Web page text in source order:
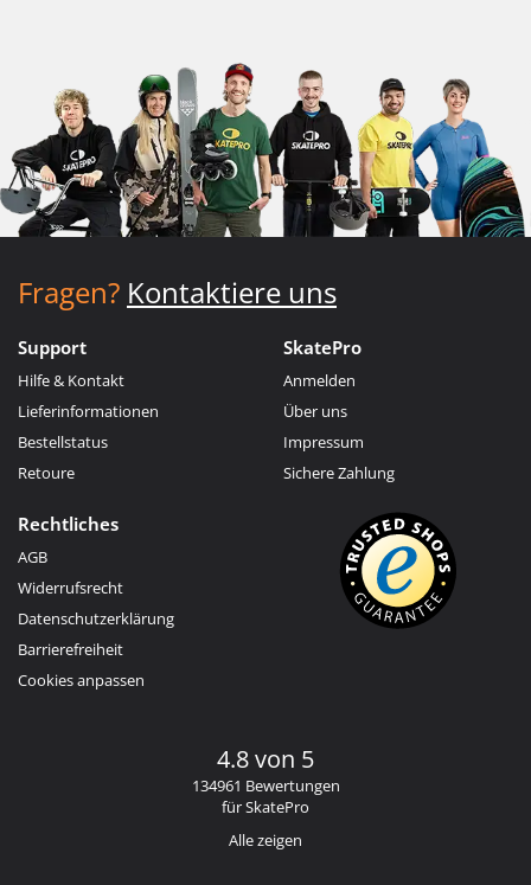
Fragen? Kontaktiere uns
Support
Hilfe & Kontakt
Lieferinformationen
Bestellstatus
Retoure
SkatePro
Anmelden
Über uns
Impressum
Sichere Zahlung
Rechtliches
AGB
Widerrufsrecht
Datenschutzerklärung
Barrierefreiheit
Cookies anpassen
4.8 von 5
134961 Bewertungen
für SkatePro
Alle zeigen